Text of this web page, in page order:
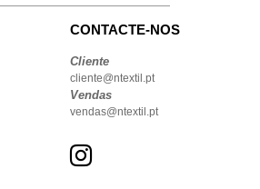
CONTACTE-NOS
Cliente
cliente@ntextil.pt
Vendas
vendas@ntextil.pt